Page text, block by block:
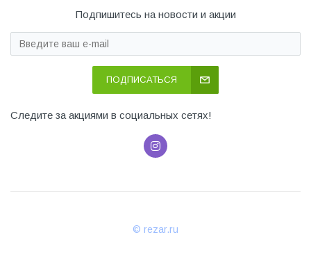
Подпишитесь на новости и акции
ПОДПИСАТЬСЯ
Следите за акциями в социальных сетях!
© rezar.ru